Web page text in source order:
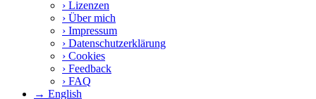
› Lizenzen
› Über mich
› Impressum
› Datenschutzerklärung
› Cookies
› Feedback
› FAQ
→ English